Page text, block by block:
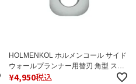
HOLMENKOL ホルメンコール サイド
ウォールプランナー用替刃 角型 スノ
ボ スノーボード
¥4,950税込